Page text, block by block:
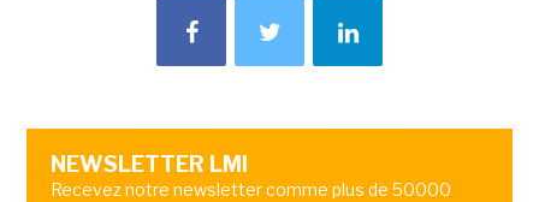
NEWSLETTER LMI
Recevez notre newsletter comme plus de 50000